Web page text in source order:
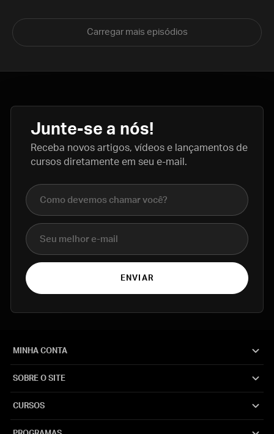
Carregar mais episódios
Junte-se a nós!
Receba novos artigos, vídeos e lançamentos de
cursos diretamente em seu e-mail.
Nome completo
E-mail
ENVIAR
MINHA CONTA
SOBRE O SITE
CURSOS